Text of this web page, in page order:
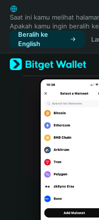
English
日本語
Tiếng Việt
Русский
Español (Latinoamérica)
Türkçe
Italiano
Português (Portugal)
Bahasa Indonesia
Português (Brasil)
Español (Argentina)
Saat ini kamu melihat
Apakah kamu ingin beralih ke
Beralih ke
English